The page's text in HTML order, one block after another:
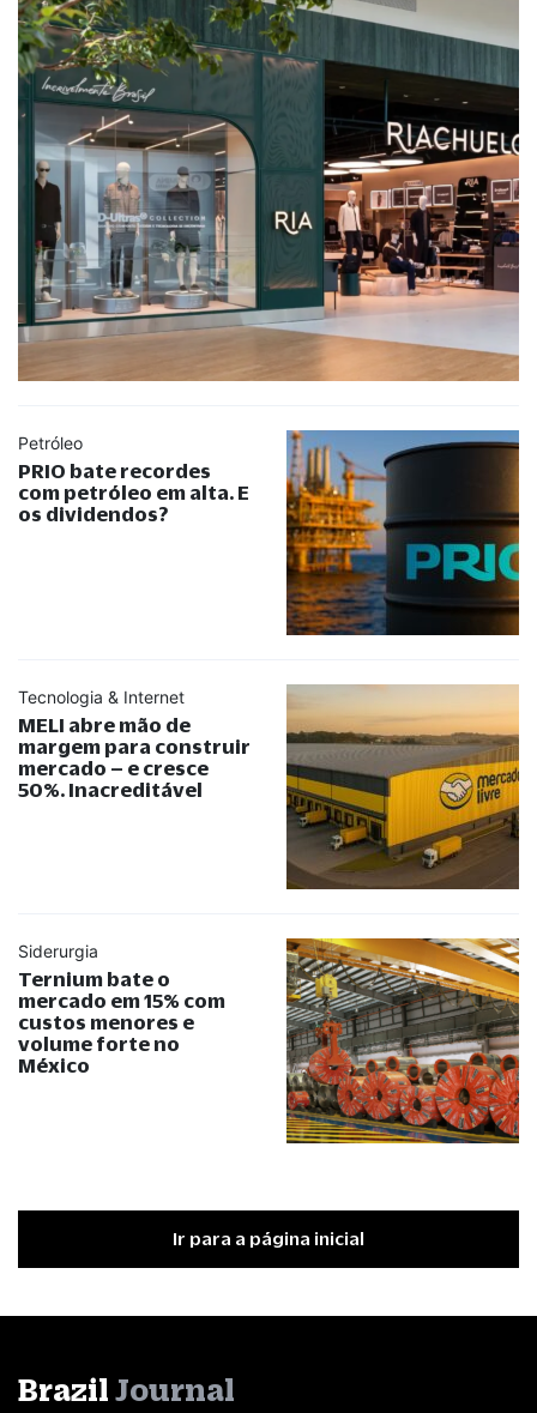
Petróleo
PRIO bate recordes
com petróleo em alta. E
os dividendos?
Tecnologia & Internet
MELI abre mão de
margem para construir
mercado – e cresce
50%. Inacreditável
Siderurgia
Ternium bate o
mercado em 15% com
custos menores e
volume forte no
México
Ir para a página inicial
Brazil Journal